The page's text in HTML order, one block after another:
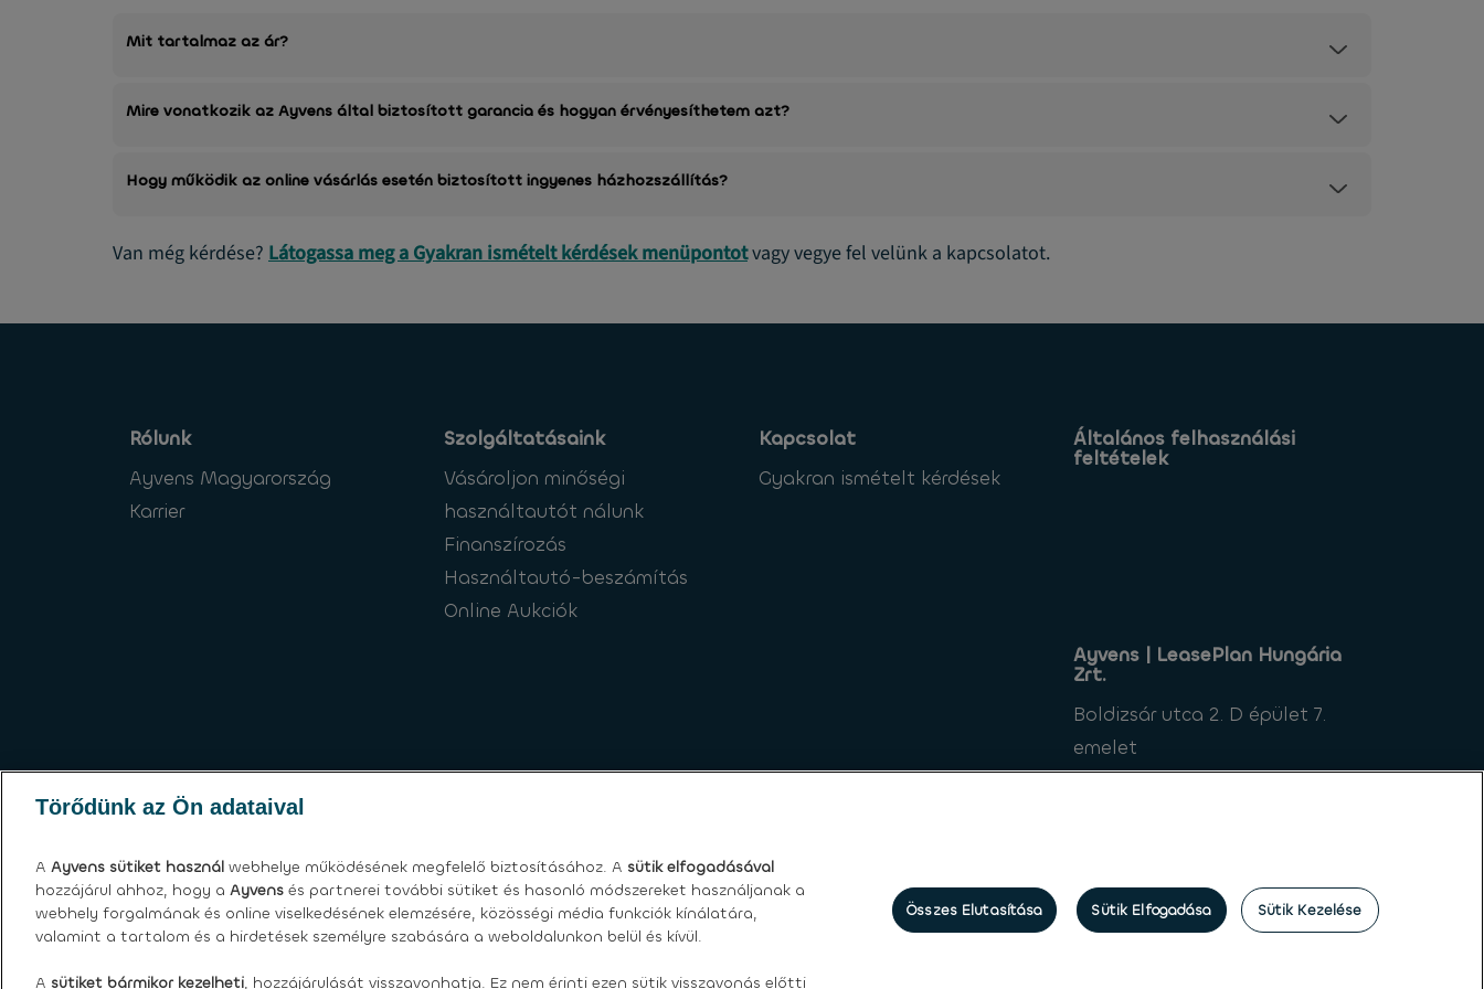
Mit tartalmaz az ár?
Mire vonatkozik az Ayvens által biztosított garancia és hogyan érvényesíthetem azt?
Hogy működik az online vásárlás esetén biztosított ingyenes házhozszállítás?
Van még kérdése? Látogassa meg a Gyakran ismételt kérdések menüpontotvagy vegye fel velünk a kapcsolatot.
Rólunk
Ayvens Magyarország
Karrier
Szolgáltatásaink
Vásároljon minőségi
használtautót nálunk
Finanszírozás
Használtautó-beszámítás
Online Aukciók
Kapcsolat
Gyakran ismételt kérdések
Általános felhasználási
feltételek
Ayvens | LeasePlan Hungária
Zrt.
Boldizsár utca 2. D épület 7.
emelet
1112 Budapest
Törődünk az Ön adataival
A Ayvens sütiket használ webhelye működésének megfelelő biztosításához. A sütik elfogadásával
hozzájárul ahhoz, hogy a Ayvens és partnerei további sütiket és hasonló módszereket használjanak a
webhely forgalmának és online viselkedésének elemzésére, közösségi média funkciók kínálatára,
valamint a tartalom és a hirdetések személyre szabására a weboldalunkon belül és kívül.
A sütiket bármikor kezelheti, hozzájárulását visszavonhatja. Ez nem érinti ezen sütik visszavonás előtti
Sütik Kezelése
Összes Elutasítása Sütik Elfogadása